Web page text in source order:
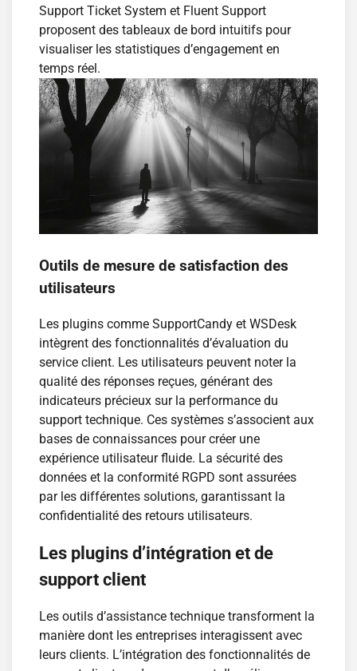
Support Ticket System et Fluent Support
proposent des tableaux de bord intuitifs pour
visualiser les statistiques d’engagement en
temps réel.
Outils de mesure de satisfaction des
utilisateurs
Les plugins comme SupportCandy et WSDesk
intègrent des fonctionnalités d’évaluation du
service client. Les utilisateurs peuvent noter la
qualité des réponses reçues, générant des
indicateurs précieux sur la performance du
support technique. Ces systèmes s’associent aux
bases de connaissances pour créer une
expérience utilisateur fluide. La sécurité des
données et la conformité RGPD sont assurées
par les différentes solutions, garantissant la
confidentialité des retours utilisateurs.
Les plugins d’intégration et de
support client
Les outils d’assistance technique transforment la
manière dont les entreprises interagissent avec
leurs clients. L’intégration des fonctionnalités de